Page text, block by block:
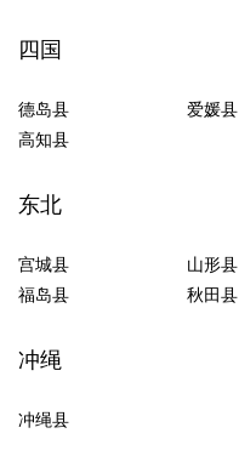
四国
德岛县 爱媛县
高知县
东北
宫城县 山形县
福岛县
秋田县
冲绳
冲绳县